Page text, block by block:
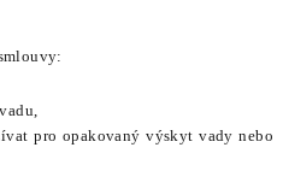
pro opakovaný výskyt vady nebo